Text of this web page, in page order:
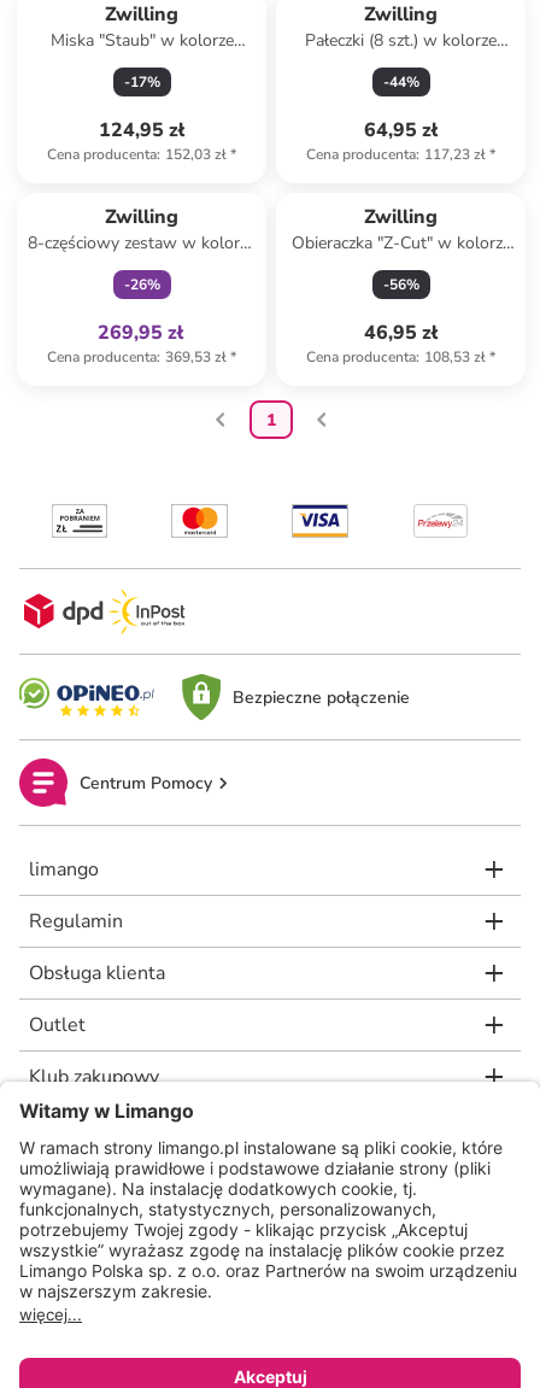
Zwilling
Miska "Staub" w kolorze
białym - Ø 18 cm
-17%
124,95 zł
Cena producenta: 152,03 zł*
Zwilling
Pałeczki (8 szt.) w kolorze
czarnym do sushi
-44%
64,95 zł
Cena producenta: 117,23 zł*
Zwilling
8-częściowy zestaw w kolorze
biało-niebieskim do
pakowania próżniowego
-26%
269,95 zł
Cena producenta: 369,53 zł*
Zwilling
Obieraczka "Z-Cut" w kolorze
szarym - dł. 18 cm
-56%
46,95 zł
Cena producenta: 108,53 zł*
1
Bezpieczne połączenie
Centrum Pomocy
limango
Regulamin
Obsługa klienta
Outlet
Klub zakupowy
limango.de limango.nl